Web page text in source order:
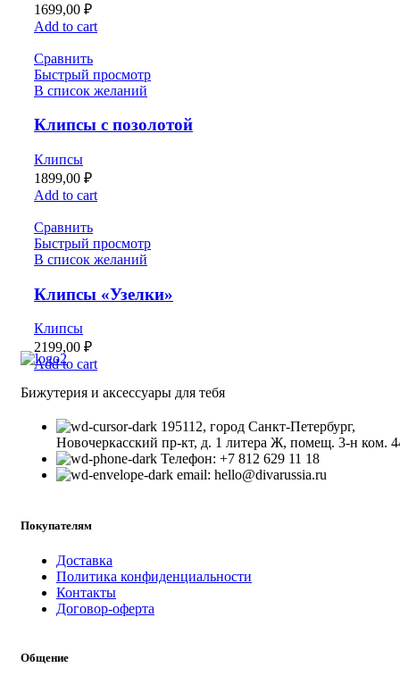
1699,00 ₽
Add to cart
Сравнить
Быстрый просмотр
В список желаний
Клипсы с позолотой
Клипсы
1899,00 ₽
Add to cart
Сравнить
Быстрый просмотр
В список желаний
Клипсы «Узелки»
Клипсы
2199,00 ₽
Add to cart
Бижутерия и аксессуары для тебя
195112, город Санкт-Петербург,
Новочеркасский пр-кт, д. 1 литера Ж, помещ. 3-н ком.
Телефон: +7 812 629 11 18
email: hello@divarussia.ru
Покупателям
Доставка
Политика конфиденциальности
Контакты
Договор-оферта
Общение